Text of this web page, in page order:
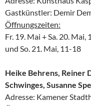
Gastkünstler: Demir
Öffnungszeiten:
Fr. 19. Mai + Sa. 20. Mai,
und So. 21. Mai, 11-18
Heike Behrens, Reiner
Schwinges, Susanne
Adresse: Kamener